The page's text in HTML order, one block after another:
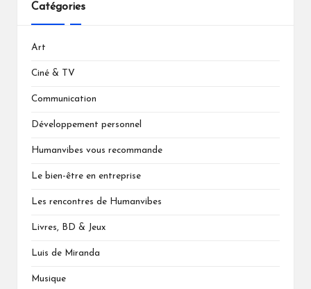
Catégories
Art
Ciné & TV
Communication
Développement personnel
Humanvibes vous recommande
Le bien-être en entreprise
Les rencontres de Humanvibes
Livres, BD & Jeux
Luis de Miranda
Musique